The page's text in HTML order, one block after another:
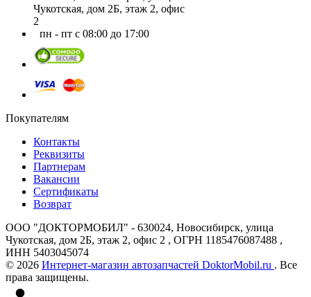
Чукотская, дом 2Б, этаж 2, офис
2
пн - пт с 08:00 до 17:00
Покупателям
Контакты
Реквизиты
Партнерам
Вакансии
Сертификаты
Возврат
ООО "ДОКТОРМОБИЛ" - 630024, Новосибирск, улица
Чукотская, дом 2Б, этаж 2, офис 2 , ОГРН 1185476087488 ,
ИНН 5403045074
© 2026 Интернет-магазин автозапчастей DoktorMobil.ru . Все
права защищены.